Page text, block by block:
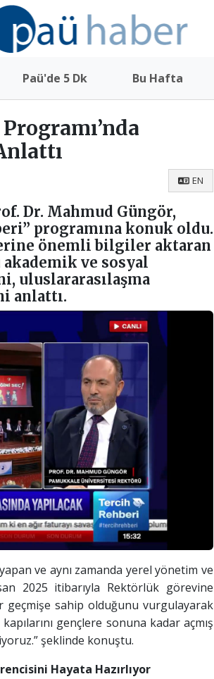
Paü'de 5 Dk Bu Hafta
EN
Dr. Mahmud Güngör,
programına konuk oldu.
önemli bilgiler aktaran
akademik ve sosyal
uluslararasılaşma
anlattı.
ve aynı zamanda yerel yönetim ve
2025 itibarıyla Rektörlük görevine
geçmişe sahip olduğunu vurgulayarak
gençlere sonuna kadar açmış
şeklinde konuştu.
Hayata Hazırlıyor